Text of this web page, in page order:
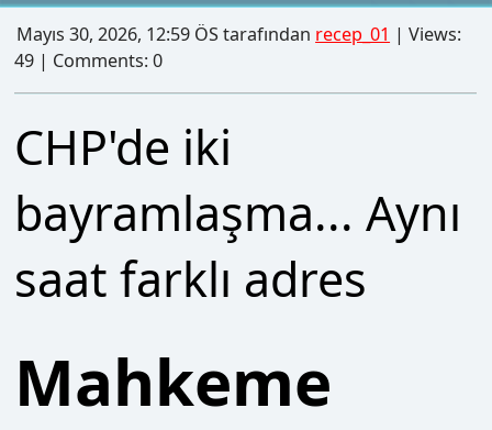
CHP'de iki
bayramlaşma... Aynı
saat farklı adres
Mahkeme
kararıyla CHP